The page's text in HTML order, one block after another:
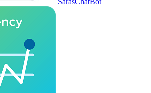
SarasChatBot